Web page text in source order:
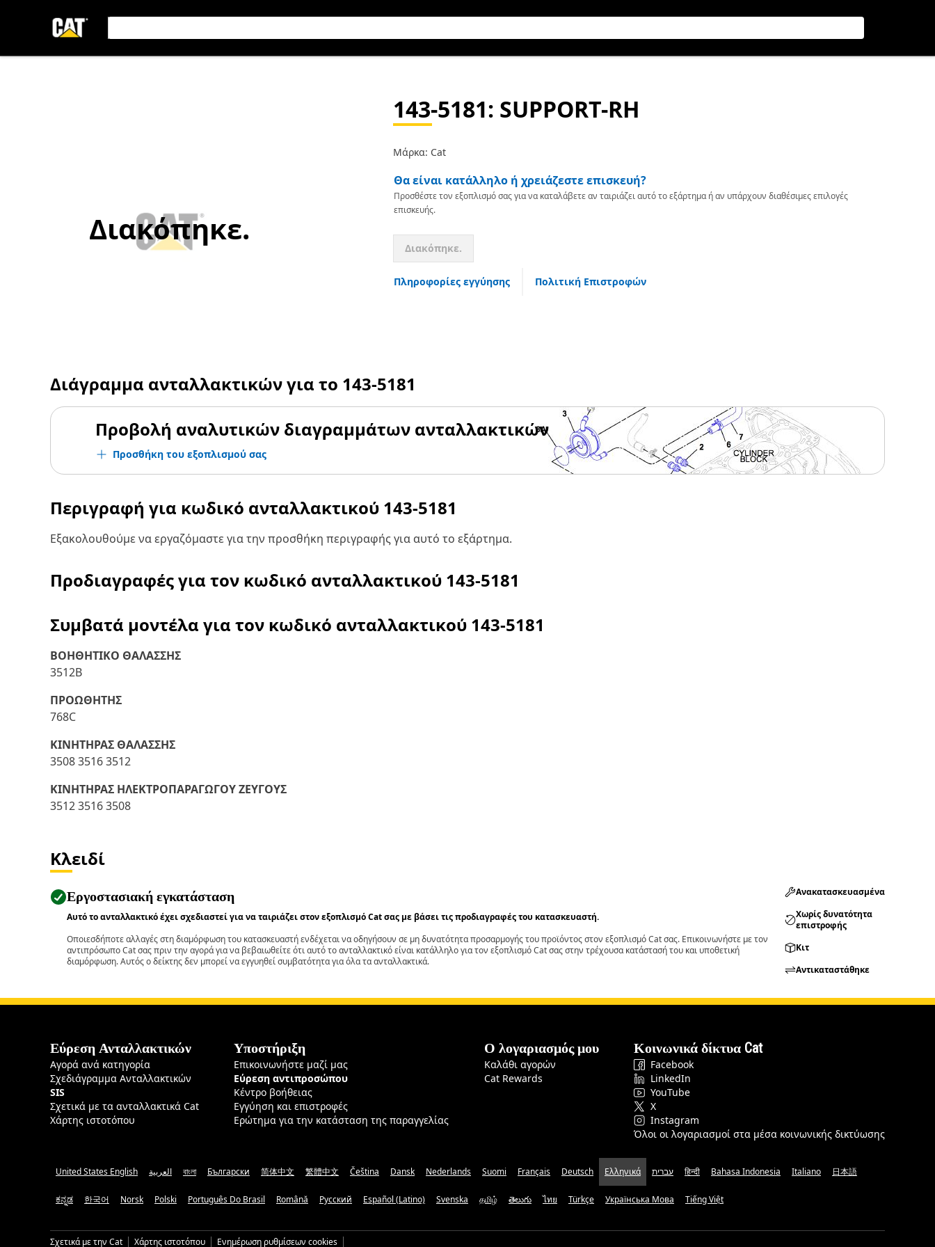
Διακόπηκε.
143-5181: SUPPORT-RH
Μάρκα: Cat
Θα είναι κατάλληλο ή χρειάζεστε επισκευή?
Προσθέστε τον εξοπλισμό σας για να καταλάβετε αν ταιριάζει αυτό το εξάρτημα ή αν υπάρχουν διαθέσιμες επιλογές
επισκευής.
Διακόπηκε.
Πληροφορίες εγγύησης Πολιτική Επιστροφών
Διάγραμμα ανταλλακτικών για το 143-5181
Προβολή αναλυτικών διαγραμμάτων ανταλλακτικών
Προσθήκη του εξοπλισμού σας
Περιγραφή για κωδικό ανταλλακτικού 143-5181
Εξακολουθούμε να εργαζόμαστε για την προσθήκη περιγραφής για αυτό το εξάρτημα.
Προδιαγραφές για τον κωδικό ανταλλακτικού 143-5181
Συμβατά μοντέλα για τον κωδικό ανταλλακτικού 143-5181
ΒΟΗΘΗΤΙΚΟ ΘΑΛΑΣΣΗΣ
3512B
ΠΡΟΩΘΗΤΗΣ
768C
ΚΙΝΗΤΗΡΑΣ ΘΑΛΑΣΣΗΣ
3508 3516 3512
ΚΙΝΗΤΗΡΑΣ ΗΛΕΚΤΡΟΠΑΡΑΓΩΓΟΥ ΖΕΥΓΟΥΣ
3512 3516 3508
Κλειδί
Εργοστασιακή εγκατάσταση
Αυτό το ανταλλακτικό έχει σχεδιαστεί για να ταιριάζει στον εξοπλισμό Cat σας με βάσει τις προδιαγραφές του κατασκευαστή.
Οποιεσδήποτε αλλαγές στη διαμόρφωση του κατασκευαστή ενδέχεται να οδηγήσουν σε μη δυνατότητα προσαρμογής του προϊόντος στον εξοπλισμό Cat σας. Επικοινωνήστε με τον
αντιπρόσωπο Cat σας πριν την αγορά για να βεβαιωθείτε ότι αυτό το ανταλλακτικό είναι κατάλληλο για τον εξοπλισμό Cat σας στην τρέχουσα κατάστασή του και υποθετική
διαμόρφωση. Αυτός ο δείκτης δεν μπορεί να εγγυηθεί συμβατότητα για όλα τα ανταλλακτικά.
Ανακατασκευασμένα
Χωρίς δυνατότητα
επιστροφής
Κιτ
Αντικαταστάθηκε
Εύρεση Ανταλλακτικών
Αγορά ανά κατηγορία
Σχεδιάγραμμα Ανταλλακτικών
SIS
Σχετικά με τα ανταλλακτικά Cat
Χάρτης ιστοτόπου
Υποστήριξη
Επικοινωνήστε μαζί μας
Εύρεση αντιπροσώπου
Κέντρο βοήθειας
Εγγύηση και επιστροφές
Ερώτημα για την κατάσταση της παραγγελίας
Ο λογαριασμός μου
Καλάθι αγορών
Cat Rewards
Κοινωνικά δίκτυα Cat
Facebook
LinkedIn
YouTube
X
Instagram
Όλοι οι λογαριασμοί στα μέσα κοινωνικής δικτύωσης
United States English العربية বাংলা Български 简体中文 繁體中文 Čeština Dansk Nederlands Suomi Français Deutsch Ελληνικά עברית हिन्दी Bahasa Indonesia Italiano 日本語
ಕನ್ನಡ 한국어 Norsk Polski Português Do Brasil Română Русский Español (Latino) Svenska தமிழ் తెలుగు ไทย Türkçe Українська Мова Tiếng Việt
Σχετικά με την Cat Χάρτης ιστοτόπου Ενημέρωση ρυθμίσεων cookies